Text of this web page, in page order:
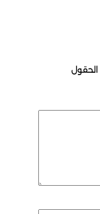
الحقول